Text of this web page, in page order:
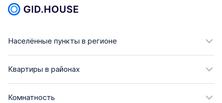
Населённые пункты в регионе
Квартиры в районах
Комнатность